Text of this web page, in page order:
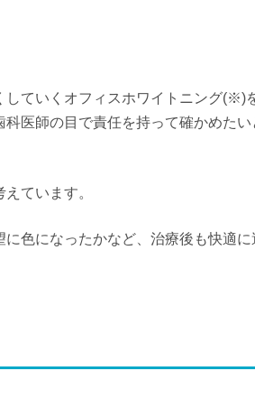
ていくオフィスホワイトニング(※)
医師の目で責任を持って確かめたい
ています。
色になったかなど、治療後も快適に